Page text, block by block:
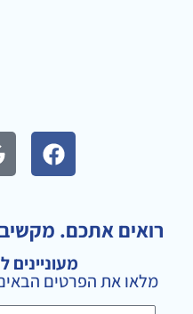
F
a
b
o
o
k
רואים אתכם.
מעוניינים
מלאו את הפרטים